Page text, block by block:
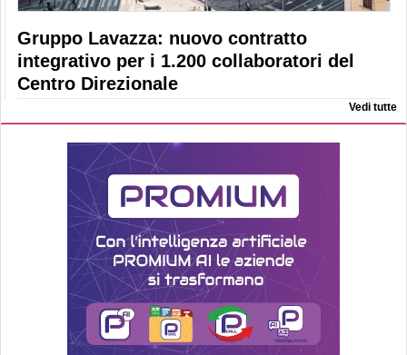
Gruppo Lavazza: nuovo contratto
integrativo per i 1.200 collaboratori del
Centro Direzionale
Vedi tutte